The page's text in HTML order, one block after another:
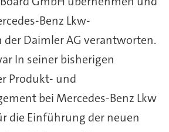
Benz Lkw-
Daimler AG verantworten.
In seiner bisherigen
Produkt- und
bei Mercedes-Benz Lkw
die Einführung der neuen